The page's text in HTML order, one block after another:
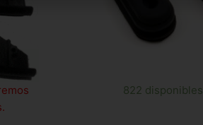
822 disponibles